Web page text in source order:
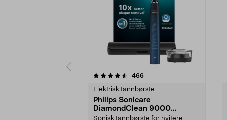
466anmeldelser
Elektrisk tannbørste
Philips Sonicare
DiamondClean 9000
elektrisk tannbørste, Special
Sonisk tannbørste for hvitere
4.5 av 5 stjerner